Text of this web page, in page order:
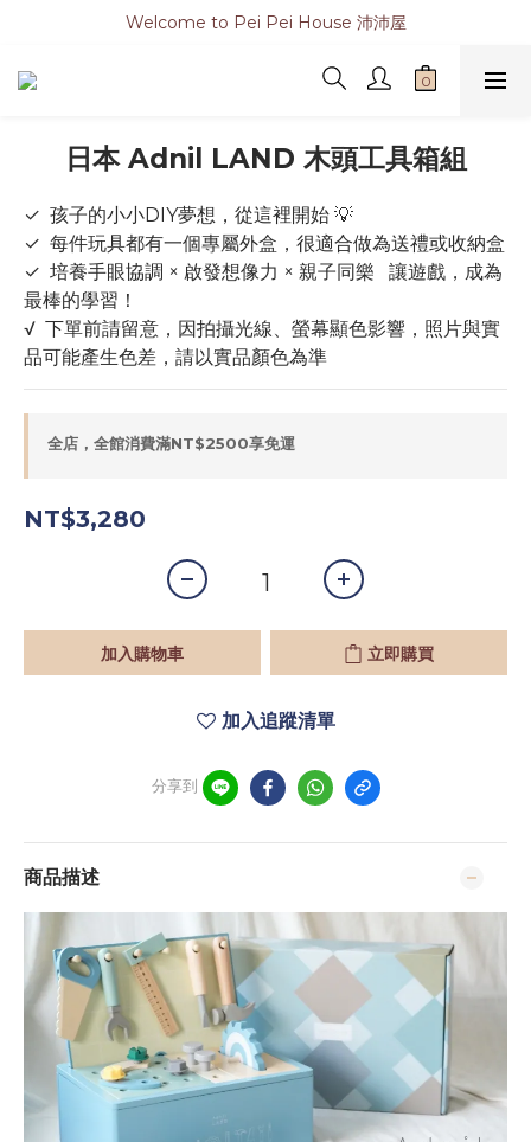
Welcome to Pei Pei House 沛沛屋
日本 Adnil LAND 木頭工具箱組
✓  孩子的小小DIY夢想，從這裡開始 💡
✓  每件玩具都有一個專屬外盒，很適合做為送禮或收納盒
✓  培養手眼協調 × 啟發想像力 × 親子同樂   讓遊戲，成為
最棒的學習！
√  下單前請留意，因拍攝光線、螢幕顯色影響，照片與實
品可能產生色差，請以實品顏色為準
全店，全館消費滿NT$2500享免運
NT$3,280
加入購物車 立即購買
加入追蹤清單
分享到
商品描述